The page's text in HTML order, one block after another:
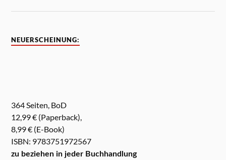
NEUERSCHEINUNG:
364 Seiten, BoD
12,99 € (Paperback),
8,99 € (E-Book)
ISBN: 9783751972567
zu beziehen in jeder Buchhandlung